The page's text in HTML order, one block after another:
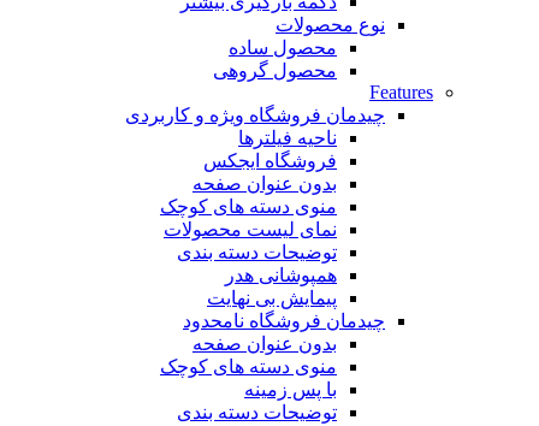
نوع محصولات
محصول ساده
محصول گروهی
Features
چیدمان فروشگاه ویژه و کاربردی
ناحیه فیلترها
فروشگاه ایجکس
بدون عنوان صفحه
منوی دسته های کوچک
نمای لیست محصولات
توضیحات دسته بندی
همپوشانی هدر
پیمایش بی نهایت
چیدمان فروشگاه نامحدود
بدون عنوان صفحه
منوی دسته های کوچک
با پس زمینه
توضیحات دسته بندی